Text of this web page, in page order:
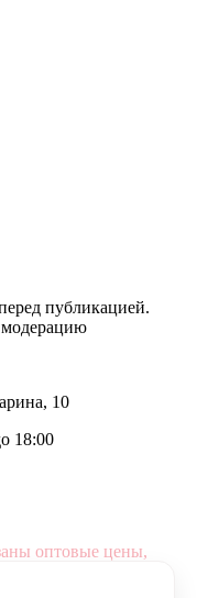
публикацией.
модерацию
10
18:00
оптовые цены,
рублей.